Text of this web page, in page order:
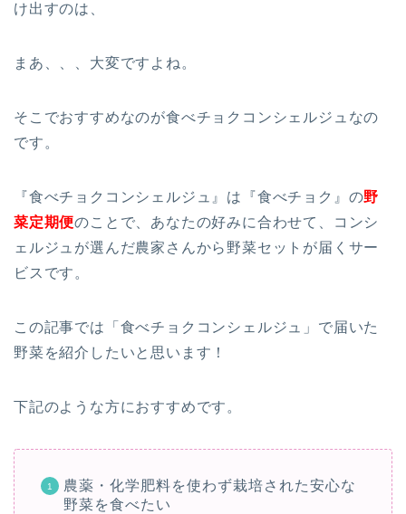
け出すのは、
まあ、、、大変ですよね。
そこでおすすめなのが食べチョクコンシェルジュなの
です。
『食べチョクコンシェルジュ』は『食べチョク』の野
菜定期便のことで、あなたの好みに合わせて、コンシ
ェルジュが選んだ農家さんから野菜セットが届くサー
ビスです。
この記事では「食べチョクコンシェルジュ」で届いた
野菜を紹介したいと思います！
下記のような方におすすめです。
農薬・化学肥料を使わず栽培された安心な
野菜を食べたい